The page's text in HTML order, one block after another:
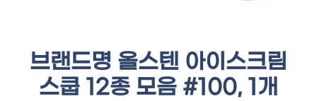
브랜드명 올스텐 아이스크림
스쿱 12종 모음 #100, 1개